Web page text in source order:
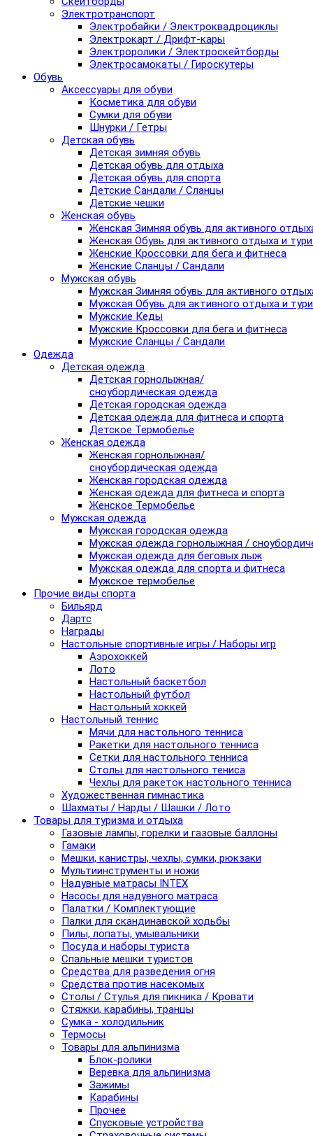
Электротранспорт
Электробайки / Электроквадроциклы
Электрокарт / Дрифт-кары
Электроролики / Электроскейтборды
Электросамокаты / Гироскутеры
Обувь
Аксессуары для обуви
Косметика для обуви
Сумки для обуви
Шнурки / Гетры
Детская обувь
Детская зимняя обувь
Детская обувь для отдыха
Детская обувь для спорта
Детские Сандали / Сланцы
Детские чешки
Женская обувь
Женская Зимняя обувь для активного
Женская Обувь для активного отдыха и
Женские Кроссовки для бега и фитнеса
Женские Сланцы / Сандали
Мужская обувь
Мужская Зимняя обувь для активного
Мужская Обувь для активного отдыха и
Мужские Кеды
Мужские Кроссовки для бега и фитнеса
Мужские Сланцы / Сандали
Одежда
Детская одежда
Детская горнолыжная/
сноубордическая одежда
Детская городская одежда
Детская одежда для фитнеса и спорта
Детское Термобелье
Женская одежда
Женская горнолыжная/
сноубордическая одежда
Женская городская одежда
Женская одежда для фитнеса и спорта
Женское Термобелье
Мужская одежда
Мужская городская одежда
Мужская одежда горнолыжная /
Мужская одежда для беговых лыж
Мужская одежда для спорта и фитнеса
Мужское термобелье
Прочие виды спорта
Бильярд
Дартс
Награды
Настольные спортивные игры / Наборы игр
Аэрохоккей
Лото
Настольный баскетбол
Настольный футбол
Настольный хоккей
Настольный теннис
Мячи для настольного тенниса
Ракетки для настольного тенниса
Сетки для настольного тенниса
Столы для настольного тениса
Чехлы для ракеток настольного тенниса
Художественная гимнастика
Шахматы / Нарды / Шашки / Лото
Товары для туризма и отдыха
Газовые лампы, горелки и газовые баллоны
Гамаки
Мешки, канистры, чехлы, сумки, рюкзаки
Мультиинструменты и ножи
Надувные матрасы INTEX
Насосы для надувного матраса
Палатки / Комплектующие
Палки для скандинавской ходьбы
Пилы, лопаты, умывальники
Посуда и наборы туриста
Спальные мешки туристов
Средства для разведения огня
Средства против насекомых
Столы / Стулья для пикника / Кровати
Стяжки, карабины, транцы
Сумка - холодильник
Термосы
Товары для альпинизма
Блок-ролики
Веревка для альпинизма
Зажимы
Карабины
Прочее
Спусковые устройства